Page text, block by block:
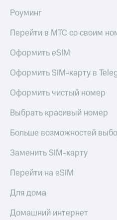
Роуминг
Перейти в МТС со своим
Оформить eSIM
Оформить SIM-карту в
Оформить чистый номер
Выбрать красивый номер
Больше возможностей
Заменить SIM-карту
Перейти на eSIM
Для дома
Домашний интернет